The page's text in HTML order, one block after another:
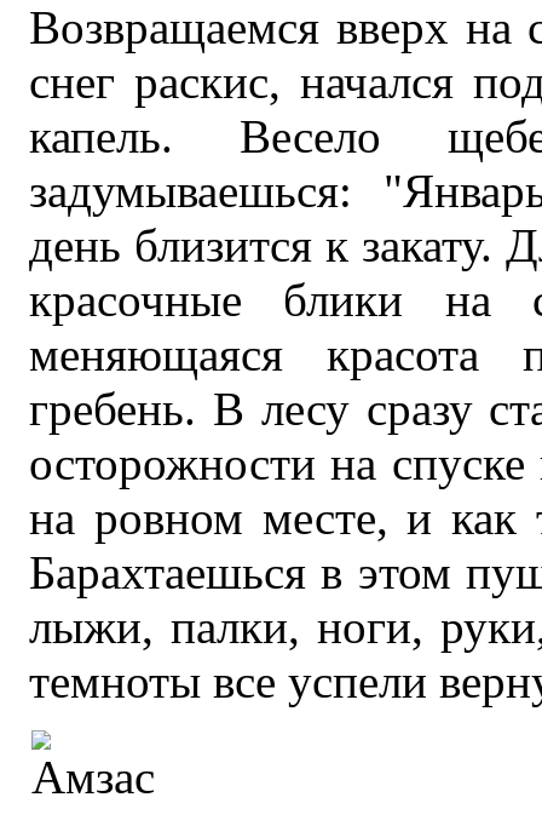
Возвращаемся вверх
снег раскис, начался
капель. Весело
задумываешься:
день близится к закату.
красочные блики на
меняющаяся красота
гребень. В лесу сразу
осторожности на
на ровном месте, и как
Барахтаешься в этом
лыжи, палки, ноги,
темноты все успели